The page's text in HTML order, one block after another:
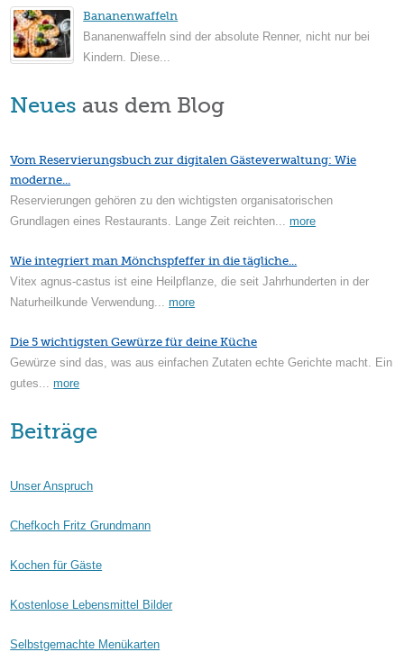
Bananenwaffeln
Bananenwaffeln sind der absolute Renner, nicht nur bei
Kindern. Diese...
Neues aus dem Blog
Vom Reservierungsbuch zur digitalen Gästeverwaltung: Wie
moderne...
Reservierungen gehören zu den wichtigsten organisatorischen
Grundlagen eines Restaurants. Lange Zeit reichten...more
Wie integriert man Mönchspfeffer in die tägliche...
Vitex agnus-castus ist eine Heilpflanze, die seit Jahrhunderten in der
Naturheilkunde Verwendung...more
Die 5 wichtigsten Gewürze für deine Küche
Gewürze sind das, was aus einfachen Zutaten echte Gerichte macht. Ein
gutes...more
Beiträge
Unser Anspruch
Chefkoch Fritz Grundmann
Kochen für Gäste
Kostenlose Lebensmittel Bilder
Selbstgemachte Menükarten